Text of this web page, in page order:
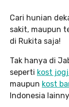
Cari hunian
sakit, maupun
di Rukita saja!
Tak hanya di
seperti kost
maupun kost
Indonesia